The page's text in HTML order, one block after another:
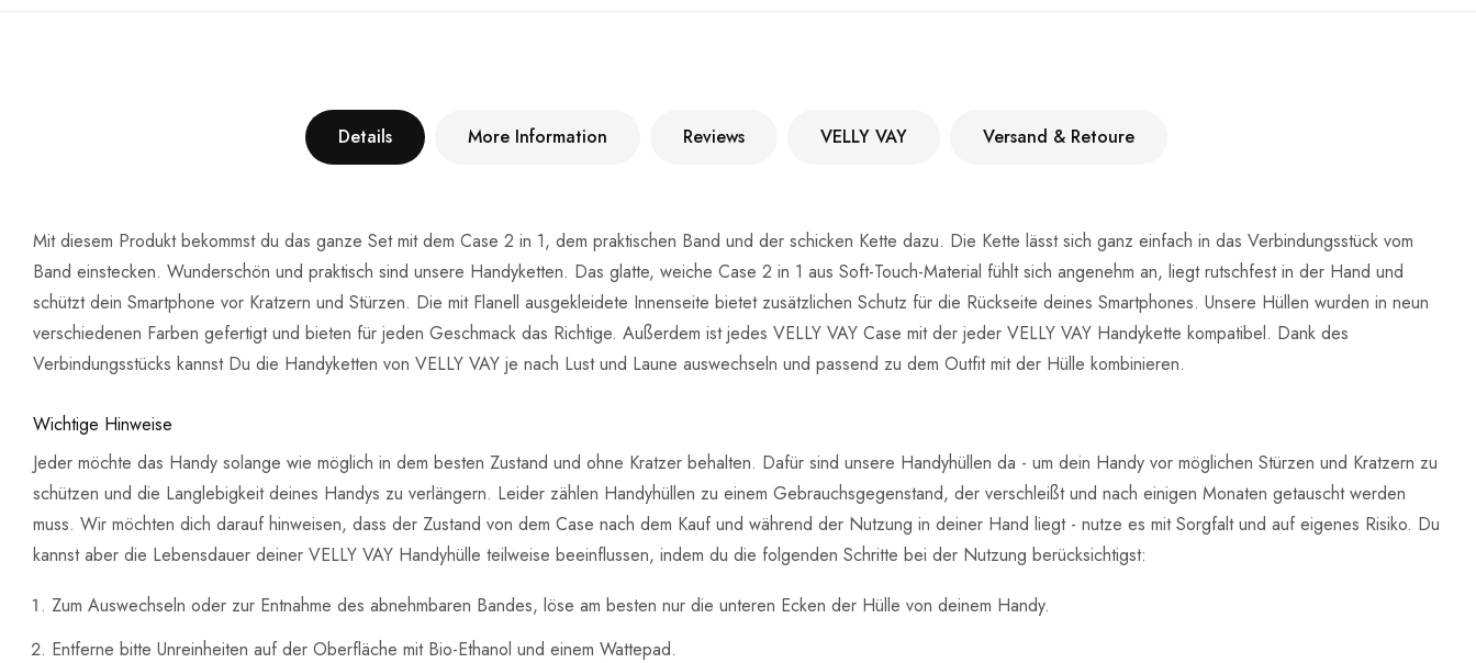
Details
Mit diesem Produkt bekommst du das ganze Set mit dem Case 2 in 1, dem praktischen Band und der schicken Kette dazu. Die Kette lässt sich ganz einfach in das Verbindungsstück vom
Band einstecken. Wunderschön und praktisch sind unsere Handyketten. Das glatte, weiche Case 2 in 1 aus Soft-Touch-Material fühlt sich angenehm an, liegt rutschfest in der Hand und
schützt dein Smartphone vor Kratzern und Stürzen. Die mit Flanell ausgekleidete Innenseite bietet zusätzlichen Schutz für die Rückseite deines Smartphones. Unsere Hüllen wurden in neun
verschiedenen Farben gefertigt und bieten für jeden Geschmack das Richtige. Außerdem ist jedes VELLY VAY Case mit der jeder VELLY VAY Handykette kompatibel. Dank des
Verbindungsstücks kannst Du die Handyketten von VELLY VAY je nach Lust und Laune auswechseln und passend zu dem Outfit mit der Hülle kombinieren.
Wichtige Hinweise
Jeder möchte das Handy solange wie möglich in dem besten Zustand und ohne Kratzer behalten. Dafür sind unsere Handyhüllen da - um dein Handy vor möglichen Stürzen und Kratzern zu
schützen und die Langlebigkeit deines Handys zu verlängern. Leider zählen Handyhüllen zu einem Gebrauchsgegenstand, der verschleißt und nach einigen Monaten getauscht werden
muss. Wir möchten dich darauf hinweisen, dass der Zustand von dem Case nach dem Kauf und während der Nutzung in deiner Hand liegt - nutze es mit Sorgfalt und auf eigenes Risiko. Du
kannst aber die Lebensdauer deiner VELLY VAY Handyhülle teilweise beeinflussen, indem du die folgenden Schritte bei der Nutzung berücksichtigst:
Zum Auswechseln oder zur Entnahme des abnehmbaren Bandes, löse am besten nur die unteren Ecken der Hülle von deinem Handy.
Entferne bitte Unreinheiten auf der Oberfläche mit Bio-Ethanol und einem Wattepad.
More Information Reviews VELLY VAY Versand & Retoure